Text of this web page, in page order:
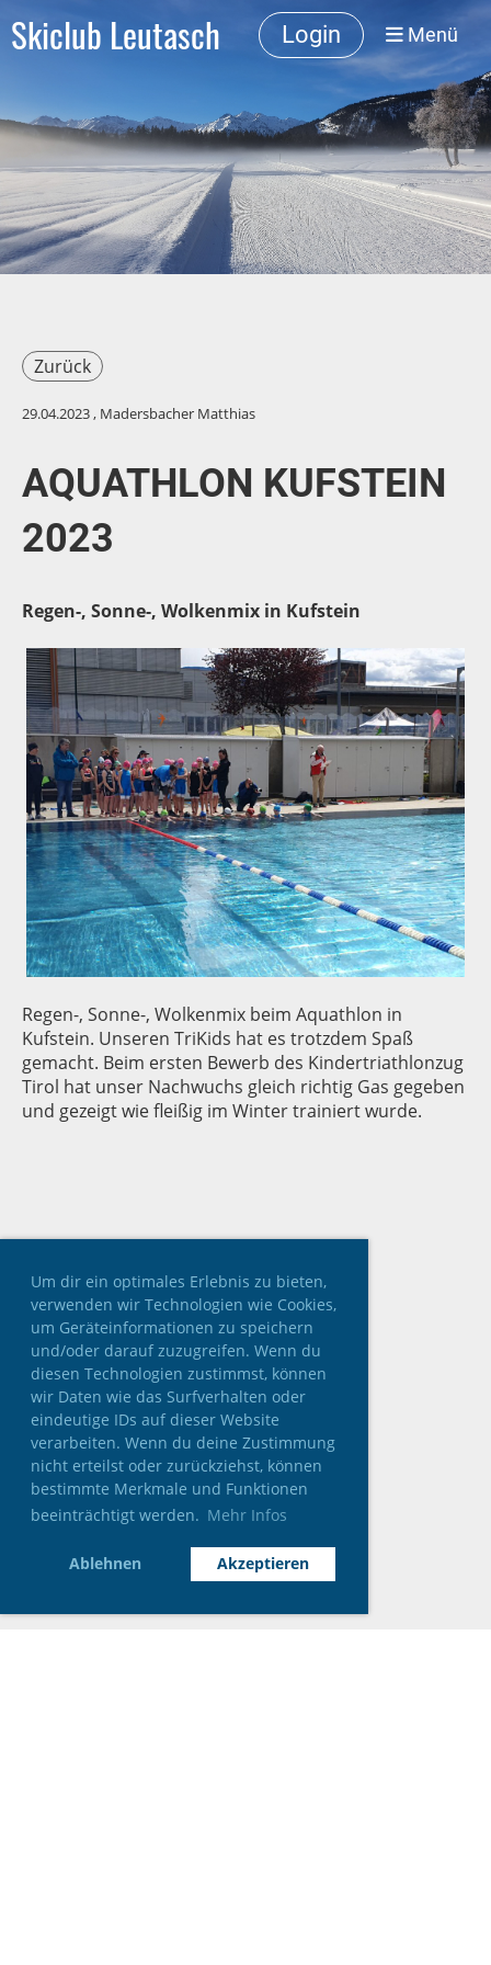
Um dir ein optimales Erlebnis zu bieten,
verwenden wir Technologien wie Cookies,
um Geräteinformationen zu speichern
und/oder darauf zuzugreifen. Wenn du
diesen Technologien zustimmst, können
wir Daten wie das Surfverhalten oder
eindeutige IDs auf dieser Website
verarbeiten. Wenn du deine Zustimmung
nicht erteilst oder zurückziehst, können
bestimmte Merkmale und Funktionen
beeinträchtigt werden. Mehr Infos
Ablehnen Akzeptieren
Skiclub Leutasch Login Menü
Zurück
29.04.2023, Madersbacher Matthias
AQUATHLON KUFSTEIN
2023
Regen-, Sonne-, Wolkenmix in Kufstein
Regen-, Sonne-, Wolkenmix beim Aquathlon in
Kufstein. Unseren TriKids hat es trotzdem Spaß
gemacht. Beim ersten Bewerb des Kindertriathlonzug
Tirol hat unser Nachwuchs gleich richtig Gas gegeben
und gezeigt wie fleißig im Winter trainiert wurde.